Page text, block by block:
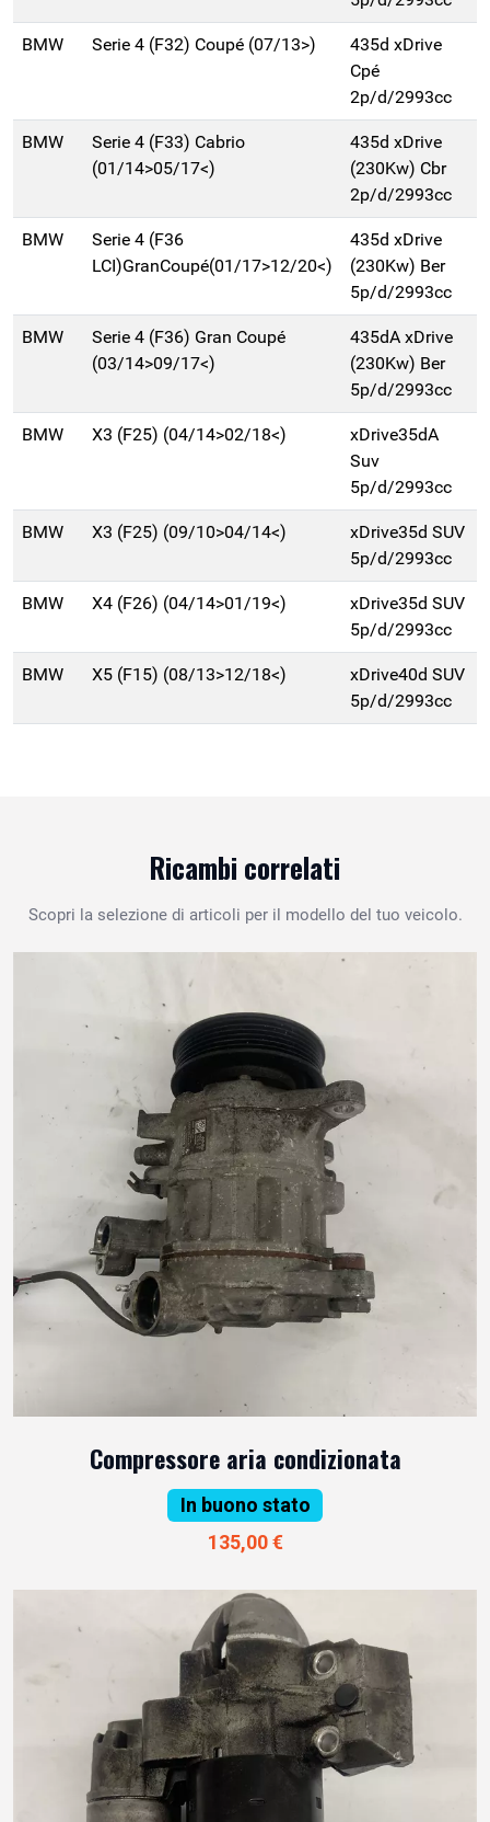
BMW Serie 4 (F32) Coupé (07/13>)
435d xDrive
Cpé
2p/d/2993cc
BMW
Serie 4 (F33) Cabrio
(01/14>05/17<)
435d xDrive
(230Kw) Cbr
2p/d/2993cc
BMW
Serie 4 (F36
LCI)GranCoupé(01/17>12/20<)
435d xDrive
(230Kw) Ber
5p/d/2993cc
BMW
Serie 4 (F36) Gran Coupé
(03/14>09/17<)
435dA xDrive
(230Kw) Ber
5p/d/2993cc
BMW X3 (F25) (04/14>02/18<)
xDrive35dA
Suv
5p/d/2993cc
BMW X3 (F25) (09/10>04/14<)
xDrive35d SUV
5p/d/2993cc
BMW X4 (F26) (04/14>01/19<)
xDrive35d SUV
5p/d/2993cc
BMW X5 (F15) (08/13>12/18<)
xDrive40d SUV
5p/d/2993cc
Ricambi correlati
Scopri la selezione di articoli per il modello del tuo veicolo.
Compressore aria condizionata
In buono stato
135,00 €